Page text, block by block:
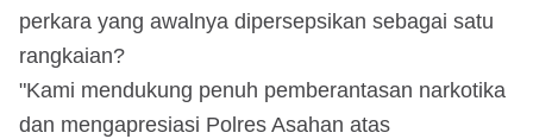
perkara yang awalnya dipersepsikan sebagai satu
rangkaian?
"Kami mendukung penuh pemberantasan narkotika
dan mengapresiasi Polres Asahan atas